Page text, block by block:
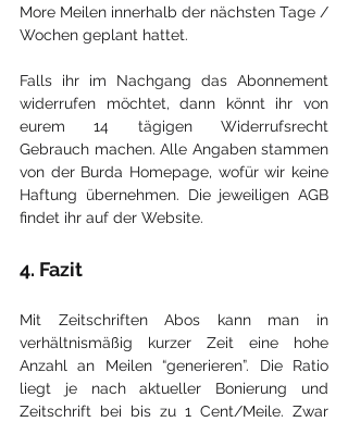
More Meilen innerhalb der nächsten Tage /
Wochen geplant hattet.
Falls ihr im Nachgang das Abonnement
widerrufen möchtet, dann könnt ihr von
eurem 14 tägigen Widerrufsrecht
Gebrauch machen. Alle Angaben stammen
von der Burda Homepage, wofür wir keine
Haftung übernehmen. Die jeweiligen AGB
findet ihr auf der Website.
4. Fazit
Mit Zeitschriften Abos kann man in
verhältnismäßig kurzer Zeit eine hohe
Anzahl an Meilen “generieren”. Die Ratio
liegt je nach aktueller Bonierung und
Zeitschrift bei bis zu 1 Cent/Meile. Zwar